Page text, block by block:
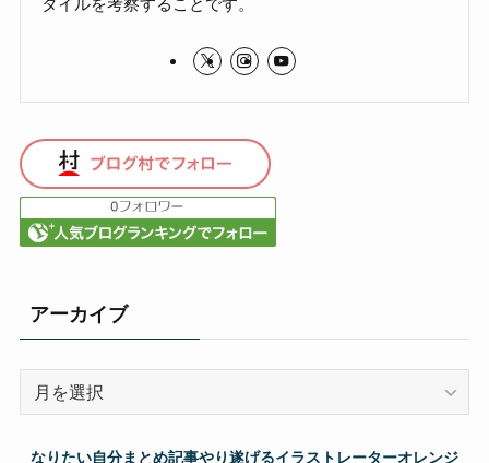
タイルを考察することです。
アーカイブ
なりたい自分まとめ記事やり遂げるイラストレーターオレンジ